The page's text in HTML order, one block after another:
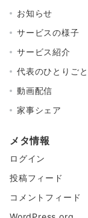
お知らせ
サービスの様子
サービス紹介
代表のひとりごと
動画配信
家事シェア
メタ情報
ログイン
投稿フィード
コメントフィード